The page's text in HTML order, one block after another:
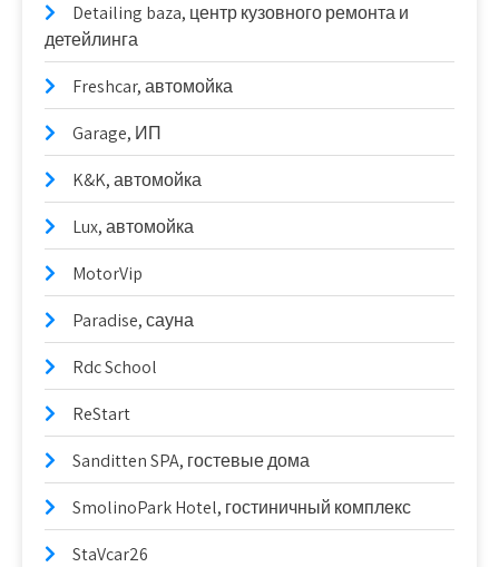
Detailing baza, центр кузовного ремонта и
детейлинга
Freshcar, автомойка
Garage, ИП
K&K, автомойка
Lux, автомойка
MotorVip
Paradise, сауна
Rdc School
ReStart
Sanditten SPA, гостевые дома
SmolinoPark Hotel, гостиничный комплекс
StaVcar26